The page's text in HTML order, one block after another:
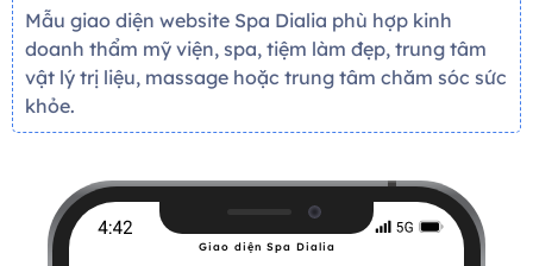
Mẫu giao diện website Spa Dialia phù hợp kinh
doanh thẩm mỹ viện, spa, tiệm làm đẹp, trung tâm
vật lý trị liệu, massage hoặc trung tâm chăm sóc sức
khỏe.
Giao diện Spa Dialia